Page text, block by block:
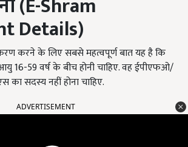
Details)
करने के लिए सबसे महत्वपूर्ण बात यह है कि
16-59 वर्ष के बीच होनी चाहिए. वह ईपीएफओ/
का सदस्य नहीं होना चाहिए.
ADVERTISEMENT